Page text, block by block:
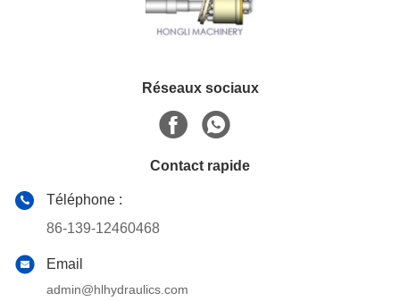
Réseaux sociaux
Contact rapide
Téléphone :
86-139-12460468
Email
admin@hlhydraulics.com